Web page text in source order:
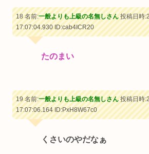
18 名前:一般よりも上級の名無しさん投稿日時
17:07:04.930ID:cab4ICR20
たのまい
19 名前:一般よりも上級の名無しさん投稿日時
17:07:06.164ID:PxH8W67c0
くさいのやだなぁ